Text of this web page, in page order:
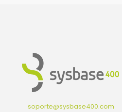
soporte@sysbase400.com